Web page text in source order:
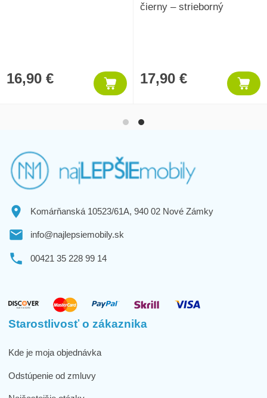
16,90 €
čierny – strieborný
17,90 €
Komárňanská 10523/61A, 940 02 Nové Zámky
info@najlepsiemobily.sk
00421 35 228 99 14
Starostlivosť o zákaznika
Kde je moja objednávka
Odstúpenie od zmluvy